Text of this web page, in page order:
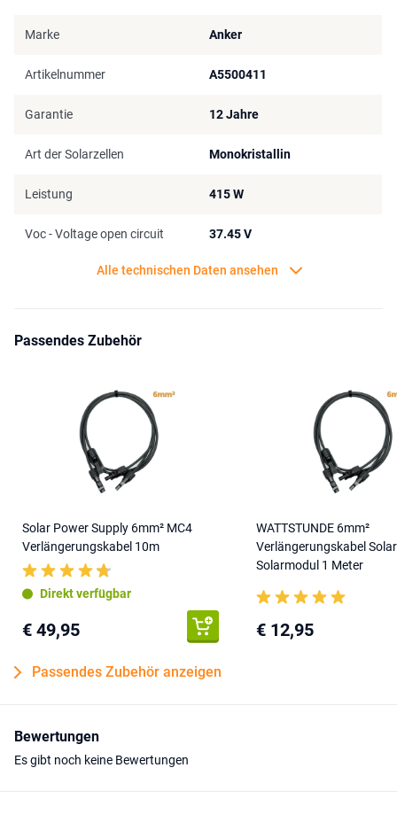
Marke Anker
Artikelnummer A5500411
Garantie 12 Jahre
Art der Solarzellen Monokristallin
Leistung 415 W
Voc - Voltage open circuit 37.45 V
Alle technischen Daten ansehen
Passendes Zubehör
Solar Power Supply 6mm² MC4
Verlängerungskabel 10m
Direkt verfügbar
€ 49,95
WATTSTUNDE 6mm²
Verlängerungskabel
Solarmodul 1 Meter
€ 12,95
Passendes Zubehör anzeigen
Bewertungen
Es gibt noch keine Bewertungen